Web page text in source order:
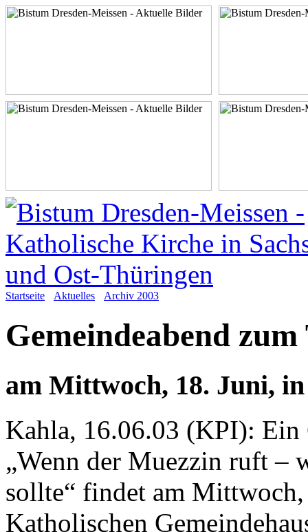
Startseite Aktuelles Archiv 2003
Gemeindeabend
am Mittwoch, 18. Juni,
Kahla, 16.06.03 (KPI): Ein
„Wenn der Muezzin ruft –
sollte“ findet am
Katholischen